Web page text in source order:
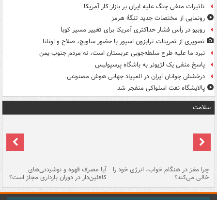
تاثیرات منفی جنگ علیه ایران بر بازار کار آمریکا
رونمایی از مختصات جدید تنگۀ هرمز
روبیو در رأس فشار حداکثری آمریکا برای تغییر مسیر کوبا
تصویری از تمرینات ترابزون اسپور با حضور ساویچ، صلاح و اونانا
نبرد ما علیه طرح سلطه‌جویی عربستان است، نه مردم جنوب یمن
پاسخ منفی یک لژیونر به باشگاه پرسپولیس
درخشش جوانان ایران در المپیاد جهانی هوش مصنوعی
پالایشگاه نفت اسلواکی منفجر شد
سلامت
چرا مغز در هنگام خواب، انرژی خود را
خالی می‌کند؟
آیا مصرف قهوه و نوشیدنی‌های
کافئین‌دار در دوران بارداری مجاز است؟